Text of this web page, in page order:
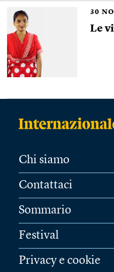
30
Le
Chi siamo
Contattaci
Sommario
Festival
Privacy e cookie